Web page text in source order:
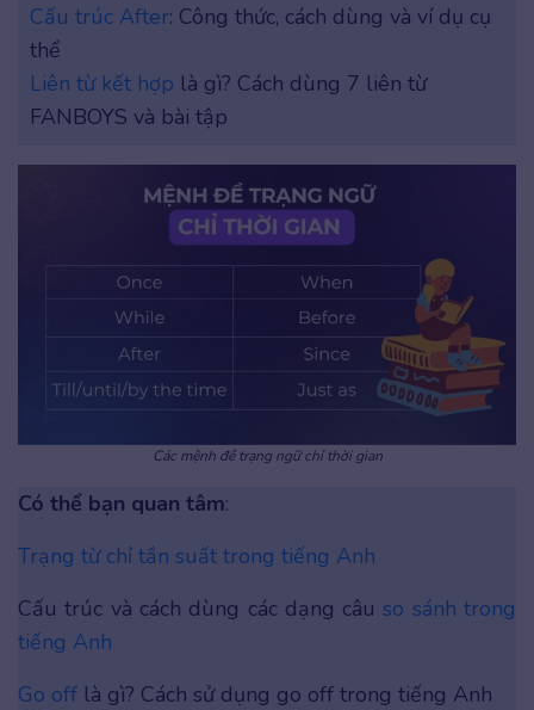
Cấu trúc After: Công thức, cách dùng và ví dụ cụ
thể
Liên từ kết hợp là gì? Cách dùng 7 liên từ
FANBOYS và bài tập
Các mệnh đề trạng ngữ chỉ thời gian
Có thể bạn quan tâm:
Trạng từ chỉ tần suất trong tiếng Anh
Cấu trúc và cách dùng các dạng câuso sánh trong
tiếng Anh
Go off là gì? Cách sử dụng go off trong tiếng Anh